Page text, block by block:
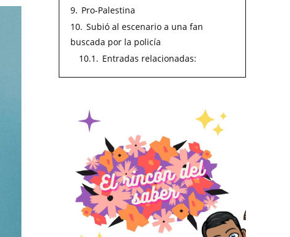
9. Pro-Palestina
10. Subió al escenario a una fan
buscada por la policía
10.1. Entradas relacionadas: